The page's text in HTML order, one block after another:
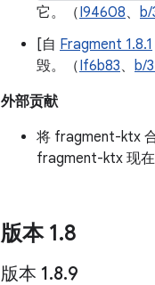
它。（I94608、 b/
[自 Fragment 1.8.1
毁。（If6b83、 b/
外部贡献
将 fragment-ktx
fragment-ktx 现
版本 1.8
版本 1.8.9